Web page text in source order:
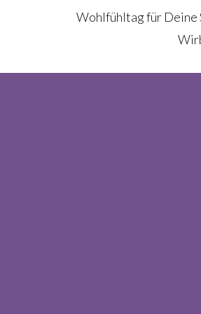
Wohlfühltag für Deine